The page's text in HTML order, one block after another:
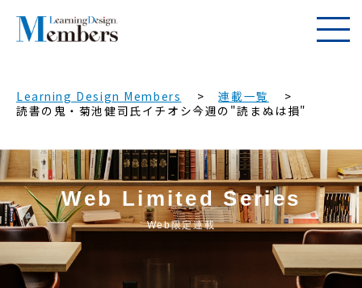
Learning Design Members
連載一覧
読書の鬼・菊池健司氏イチオシ今週の"読まぬは損"
Web Limited Series
Web限定連載